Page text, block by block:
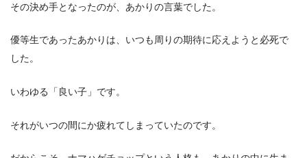
その決め手となったのが、あかりの言葉でした。
優等生であったあかりは、いつも周りの期待に応えようと必死で
した。
いわゆる「良い子」です。
それがいつの間にか疲れてしまっていたのです。